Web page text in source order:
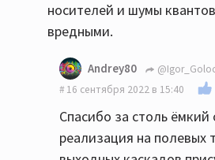
носителей и шумы
вредными.
Andrey80
16 сентября 2022 в 15:40
Спасибо за столь ёмкий
реализация на полевых